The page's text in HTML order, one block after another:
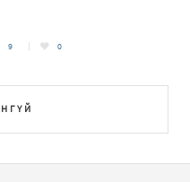
9 0